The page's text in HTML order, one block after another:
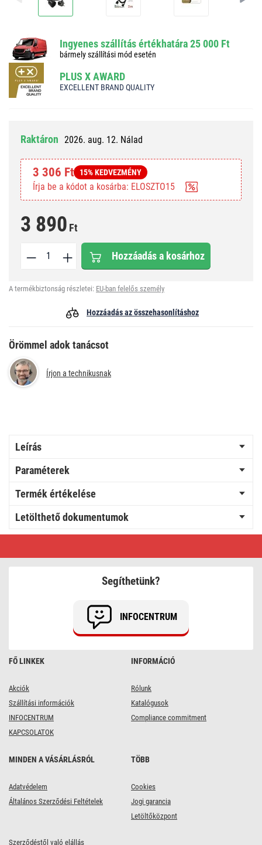
Ingyenes szállítás értékhatára 25 000 Ft
bármely szállítási mód esetén
PLUS X AWARD
EXCELLENT BRAND QUALITY
Raktáron 2026. aug. 12. Nálad
3 306 Ft 15% KEDVEZMÉNY
Írja be a kódot a kosárba: ELOSZTO15
3 890 Ft
Hozzáadás a kosárhoz
A termékbiztonság részletei: EU-ban felelős személy
Hozzáadás az összehasonlításhoz
Örömmel adok tanácsot
Írjon a technikusnak
Leírás
Paraméterek
Termék értékelése
Letölthető dokumentumok
m
FŐ LINKEK
Akciók
Szállítási információk
INFOCENTRUM
KAPCSOLATOK
INFORMÁCIÓ
Rólunk
Katalógusok
Compliance commitment
MINDEN A VÁSÁRLÁSRÓL
Adatvédelem
Általános Szerződési Feltételek
TÖBB
Cookies
Jogi garancia
Letöltőközpont
Szerződéstől való elállás
Segíthetünk?
INFOCENTRUM